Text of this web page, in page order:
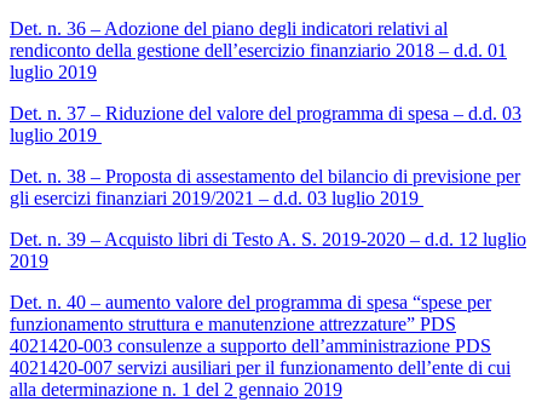
Det. n. 36 – Adozione del piano degli indicatori relativi al
rendiconto della gestione dell’esercizio finanziario 2018 – d.d. 01
luglio 2019
Det. n. 37 – Riduzione del valore del programma di spesa – d.d. 03
luglio 2019
Det. n. 38 – Proposta di assestamento del bilancio di previsione per
gli esercizi finanziari 2019/2021 – d.d. 03 luglio 2019
Det. n. 39 – Acquisto libri di Testo A. S. 2019-2020 – d.d. 12 luglio
2019
Det. n. 40 – aumento valore del programma di spesa “spese per
funzionamento struttura e manutenzione attrezzature” PDS
4021420-003 consulenze a supporto dell’amministrazione PDS
4021420-007 servizi ausiliari per il funzionamento dell’ente di cui
alla determinazione n. 1 del 2 gennaio 2019